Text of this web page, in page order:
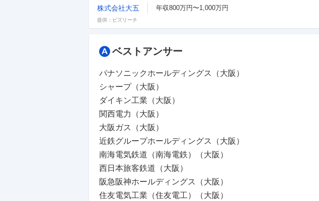
株式会社大五 年収800万円〜1,000万円
提供：ビズリーチ
ベストアンサー
パナソニックホールディングス（大阪）
シャープ（大阪）
ダイキン工業（大阪）
関西電力（大阪）
大阪ガス（大阪）
近鉄グループホールディングス（大阪）
南海電気鉄道（南海電鉄）（大阪）
西日本旅客鉄道（大阪）
阪急阪神ホールディングス（大阪）
住友電気工業（住友電工）（大阪）